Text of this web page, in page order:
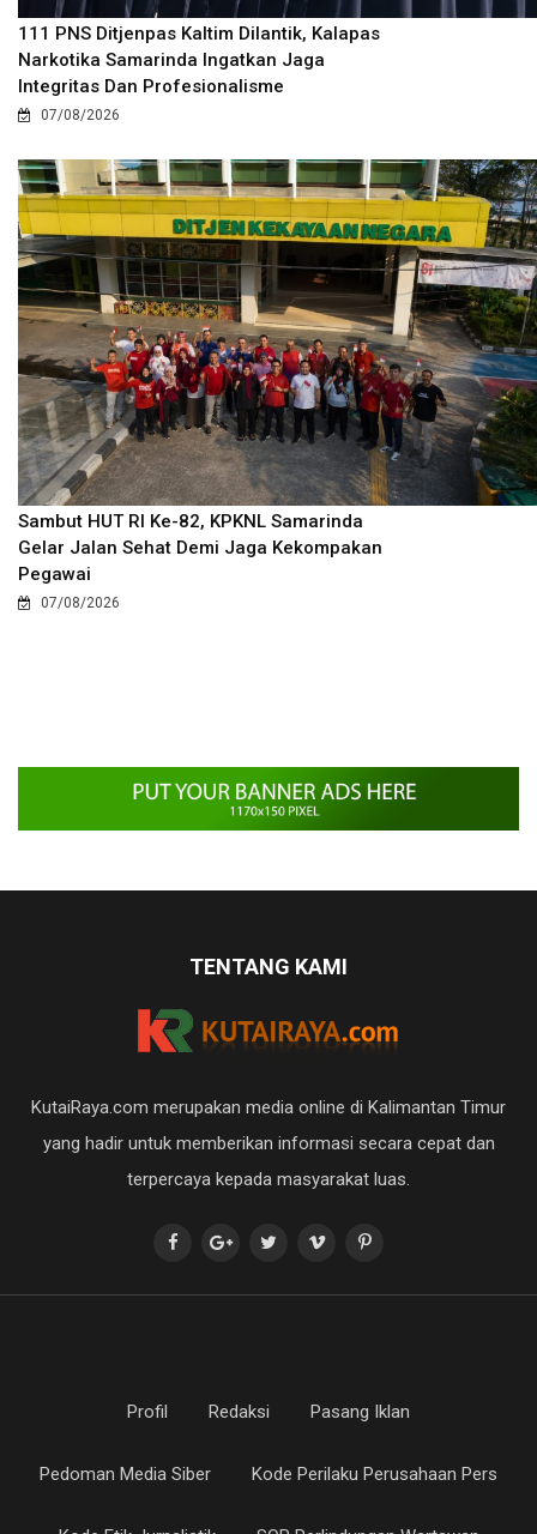
111 PNS Ditjenpas Kaltim Dilantik, Kalapas
Narkotika Samarinda Ingatkan Jaga
Integritas Dan Profesionalisme
07/08/2026
Sambut HUT RI Ke-82, KPKNL Samarinda
Gelar Jalan Sehat Demi Jaga Kekompakan
Pegawai
07/08/2026
TENTANG KAMI
KutaiRaya.com merupakan media online di Kalimantan Timur
yang hadir untuk memberikan informasi secara cepat dan
terpercaya kepada masyarakat luas.
Profil Redaksi Pasang Iklan
Pedoman Media Siber Kode Perilaku Perusahaan Pers